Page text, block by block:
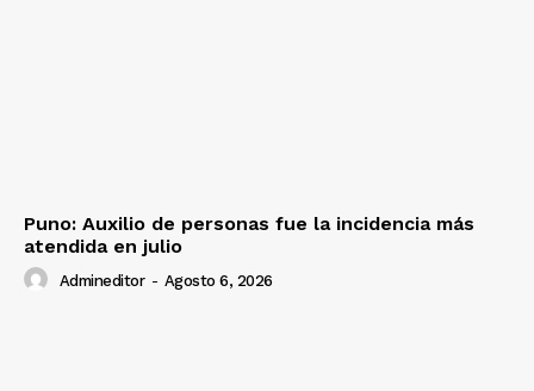
Puno: Auxilio de personas fue la incidencia más
atendida en julio
Admineditor - Agosto 6, 2026